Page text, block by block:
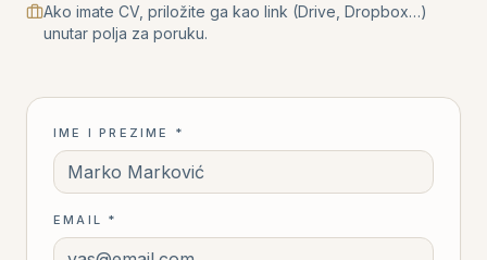
Pregrevici.
2024
Paunova Zvezda
Započet rad na 108 stanova na Zvezdari.
Novi standard kvaliteta i dizajna.
Ako imate CV, priložite ga kao link (Drive, Dropbox…)
unutar polja za poruku.
IME I PREZIME *
EMAIL *